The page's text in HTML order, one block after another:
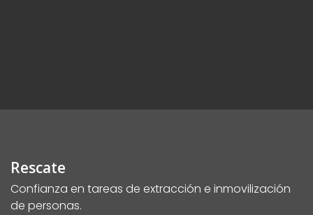
Rescate
Confianza en tareas de extracción e inmovilización
de personas.